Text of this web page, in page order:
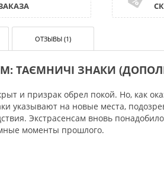
ОТЗЫВЫ (1)
ТАЄМНИЧІ ЗНАКИ
и призрак обрел покой. Но, как
указывают на новые места,
Экстрасенсам вновь
моменты прошлого.